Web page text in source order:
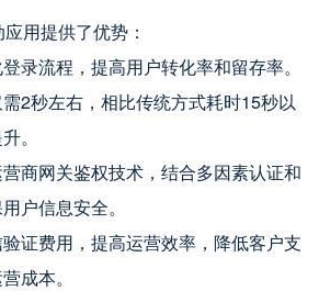
用提供了优势：
录流程，提高用户转化率和留存率。
2秒左右，相比传统方式耗时15秒以
。
商网关鉴权技术，结合多因素认证和
户信息安全。
证费用，提高运营效率，降低客户支
成本。